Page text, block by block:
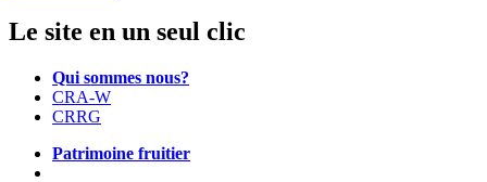
Le site en un seul clic
Qui sommes nous?
CRA-W
CRRG
Patrimoine fruitier